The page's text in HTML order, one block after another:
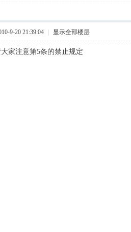
9-20 21:39:04 显示全部楼层
家注意第5条的禁止规定